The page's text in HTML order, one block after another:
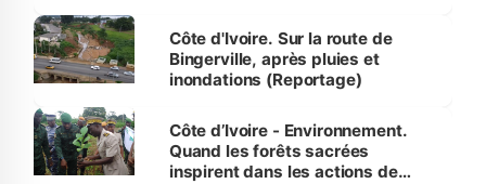
(Alassane Ouattara
Côte d'Ivoire. Sur la route de
Bingerville, après pluies et
inondations (Reportage)
Côte d’Ivoire - Environnement.
Quand les forêts sacrées
inspirent dans les actions de